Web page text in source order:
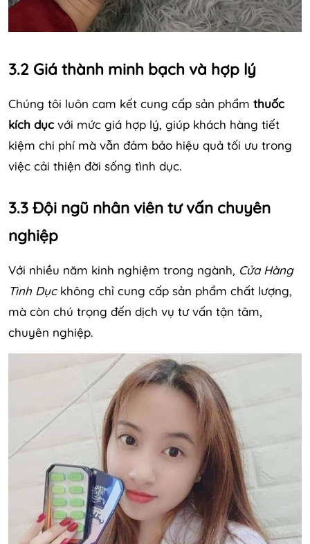
3.2 Giá thành minh bạch và hợp lý
Chúng tôi luôn cam kết cung cấp sản phẩm thuốc
kích dục với mức giá hợp lý, giúp khách hàng tiết
kiệm chi phí mà vẫn đảm bảo hiệu quả tối ưu trong
việc cải thiện đời sống tình dục.
3.3 Đội ngũ nhân viên tư vấn chuyên
nghiệp
Với nhiều năm kinh nghiệm trong ngành, Cửa Hàng
Tình Dụckhông chỉ cung cấp sản phẩm chất lượng,
mà còn chú trọng đến dịch vụ tư vấn tận tâm,
chuyên nghiệp.